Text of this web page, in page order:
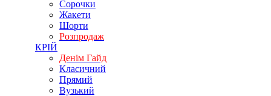
Сорочки
Жакети
Шорти
Розпродаж
КРІЙ
Денім Гайд
Класичний
Прямий
Вузький